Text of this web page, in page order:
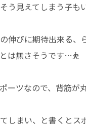
う見えてしまう子も
びに期待出来る、
は無さそうです…⛹️
ツなので、背筋が
しまい、と書くと